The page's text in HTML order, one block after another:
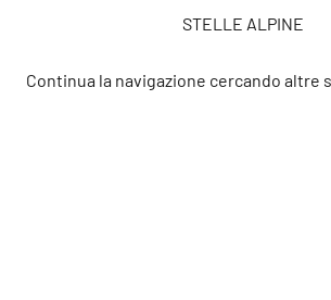
STELLE ALPINE
Continua la navigazione cercando altre